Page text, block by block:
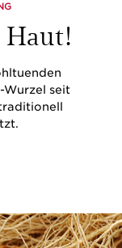
Haut!
Wurzel seit